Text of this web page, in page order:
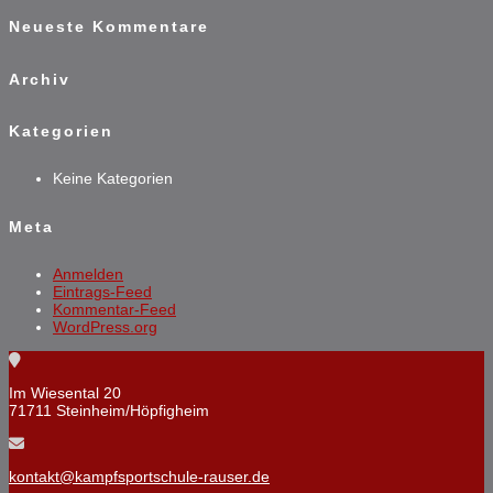
Neueste Kommentare
Archiv
Kategorien
Keine Kategorien
Meta
Anmelden
Eintrags-Feed
Kommentar-Feed
WordPress.org
Im Wiesental 20
71711 Steinheim/Höpfigheim
kontakt@kampfsportschule-rauser.de